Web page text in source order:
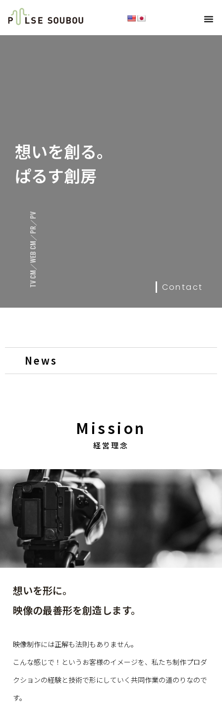
TV CM／WEB CM／PR／PV
想いを創る。
ぱるす創房
Contact
News
Mission
経営理念
想いを形に。
映像の最善形を創造します。
映像制作には正解も法則もありません。
こんな感じで！というお客様のイメージを、 私たち制作プロダ
クションの経験と技術で形にしていく 共同作業の道のりなので
す。